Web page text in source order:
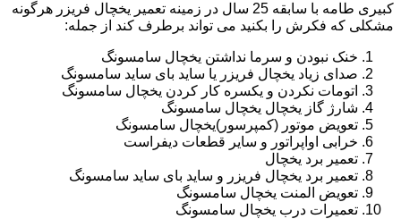
کبیری طامه با سابقه 25 سال در زمینه تعمیر یخچال فریزر هرگونه
مشکلی که فکرش را بکنید می تواند برطرف کند از جمله:
خنک نبودن و سرما نداشتن یخچال سامسونگ
صدای زیاد یخچال فریزر یا ساید بای ساید سامسونگ
اتومات نکردن و یکسره کار کردن یخچال سامسونگ
شارژ گاز یخچال یخچال سامسونگ
تعویض موتور (کمپرسور)یخچال سامسونگ
خرابی اواپراتور و سایر قطعات دیفراست
تعمیر برد یخچال
تعمیر برد یخچال فریزر و ساید بای ساید سامسونگ
تعویض المنت یخچال سامسونگ
تعمیرات درب یخچال سامسونگ